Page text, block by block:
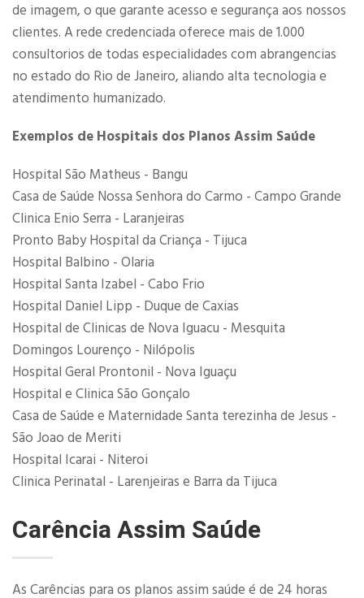
de imagem, o que garante acesso e segurança aos nossos
clientes. A rede credenciada oferece mais de 1.000
consultorios de todas especialidades com abrangencias
no estado do Rio de Janeiro, aliando alta tecnologia e
atendimento humanizado.
Exemplos de Hospitais dos Planos Assim Saúde
Hospital São Matheus - Bangu
Casa de Saúde Nossa Senhora do Carmo - Campo Grande
Clinica Enio Serra - Laranjeiras
Pronto Baby Hospital da Criança - Tijuca
Hospital Balbino - Olaria
Hospital Santa Izabel - Cabo Frio
Hospital Daniel Lipp - Duque de Caxias
Hospital de Clinicas de Nova Iguacu - Mesquita
Domingos Lourenço - Nilópolis
Hospital Geral Prontonil - Nova Iguaçu
Hospital e Clinica São Gonçalo
Casa de Saúde e Maternidade Santa terezinha de Jesus -
São Joao de Meriti
Hospital Icarai - Niteroi
Clinica Perinatal - Larenjeiras e Barra da Tijuca
Carência Assim Saúde
As Carências para os planos assim saúde é de 24 horas